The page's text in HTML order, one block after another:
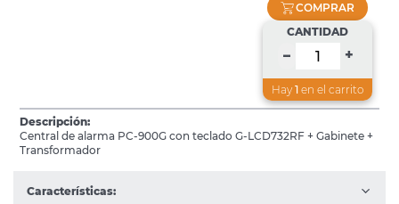
COMPRAR
CANTIDAD
– +
Hay 1 en el carrito
Descripción:
Central de alarma PC-900G con teclado G-LCD732RF + Gabinete +
Transformador
Características: